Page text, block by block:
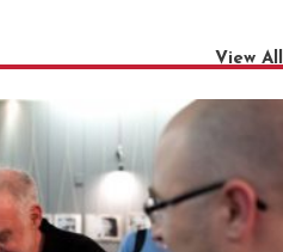
View All